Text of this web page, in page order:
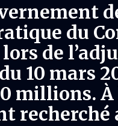
du
de
10 mars
millions. À
recherché